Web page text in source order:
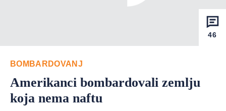
46
BOMBARDOVANJ
Amerikanci bombardovali zemlju
koja nema naftu